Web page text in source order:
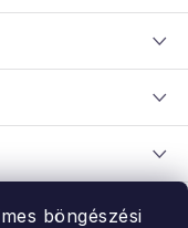
böngészési